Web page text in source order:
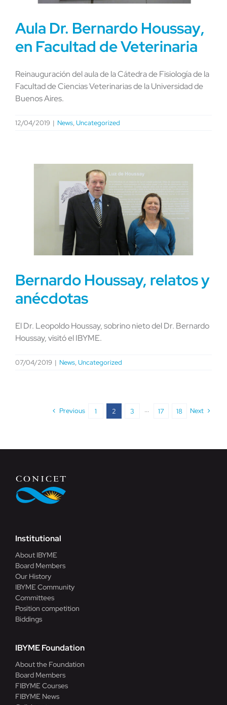
Aula Dr. Bernardo Houssay,
en Facultad de Veterinaria
Reinauguración del aula de la Cátedra de Fisiología de la
Facultad de Ciencias Veterinarias de la Universidad de
Buenos Aires.
12/04/2019 | News,Uncategorized
Bernardo Houssay, relatos y
anécdotas
El Dr. Leopoldo Houssay, sobrino nieto del Dr. Bernardo
Houssay, visitó el IBYME.
07/04/2019 | News,Uncategorized
Previous 1 2 3 ··· 17 18 Next
Institutional
About IBYME
Board Members
Our History
IBYME Community
Committees
Position competition
Biddings
IBYME Foundation
About the Foundation
Board Members
FIBYME Courses
FIBYME News